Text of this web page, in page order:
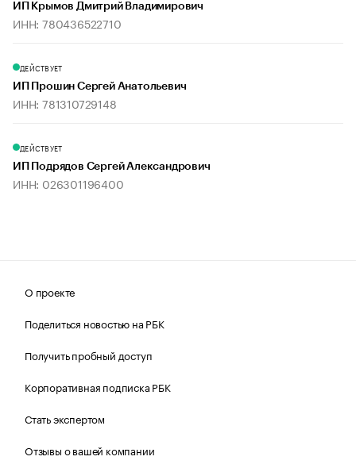
ИП Крымов Дмитрий Владимирович
ИНН: 780436522710
ДЕЙСТВУЕТ
ИП Прошин Сергей Анатольевич
ИНН: 781310729148
ДЕЙСТВУЕТ
ИП Подрядов Сергей Александрович
ИНН: 026301196400
О проекте
Поделиться новостью на РБК
Получить пробный доступ
Корпоративная подписка РБК
Стать экспертом
Отзывы о вашей компании